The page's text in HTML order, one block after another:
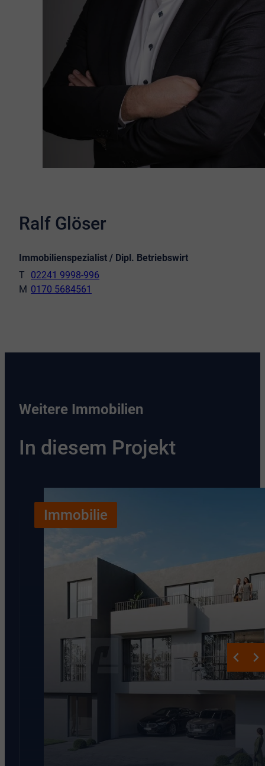
Ralf Glöser
Immobilienspezialist / Dipl. Betriebswirt
02241 9998-996
0170 5684561
Weitere Immobilien
In diesem Projekt
Immobilie